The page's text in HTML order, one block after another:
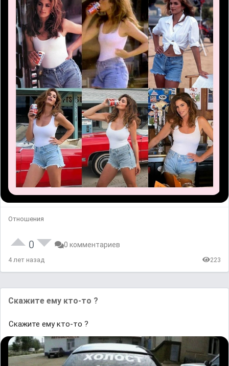
Отношения
0 0 комментариев
4 лет назад 223
Скажите ему кто-то ?
Скажите ему кто-то ?